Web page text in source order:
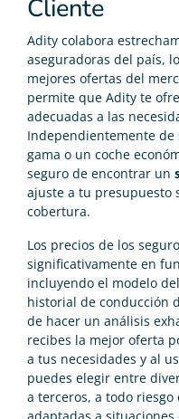
Cliente
Adity colabora
aseguradoras del país,
mejores ofertas del
permite que Adity te
adecuadas a las
Independientemente de
gama o un coche
seguro de encontrar un
ajuste a tu presupuesto
cobertura.
Los precios de los
significativamente en
incluyendo el modelo
historial de conducción
de hacer un análisis
recibes la mejor oferta
a tus necesidades y al
puedes elegir entre
a terceros, a todo